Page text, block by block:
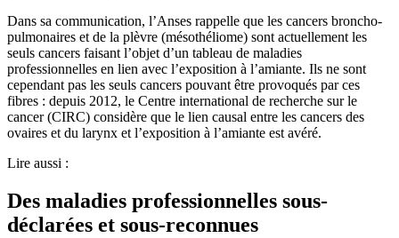
Dans sa communication, l’Anses rappelle que les cancers broncho-
pulmonaires et de la plèvre (mésothéliome) sont actuellement les
seuls cancers faisant l’objet d’un tableau de maladies
professionnelles en lien avec l’exposition à l’amiante. Ils ne sont
cependant pas les seuls cancers pouvant être provoqués par ces
fibres : depuis 2012, le Centre international de recherche sur le
cancer (CIRC) considère que le lien causal entre les cancers des
ovaires et du larynx et l’exposition à l’amiante est avéré.
Lire aussi :
Des maladies professionnelles sous-
déclarées et sous-reconnues